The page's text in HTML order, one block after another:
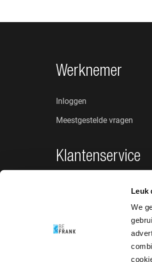
Leuk
We
Footer
Werknemer
Inloggen
Meestgestelde vragen
Klantenservice
Klachten en suggesties
Toegankelijkheid